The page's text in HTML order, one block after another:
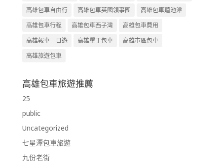
高雄包車自由行
高雄包車英國領事團
高雄包車蓮池潭
高雄包車行程
高雄包車西子灣
高雄包車費用
高雄報車一日遊
高雄墾丁包車
高雄市區包車
高雄旅遊包車
高雄包車旅遊推薦
25
public
Uncategorized
七星潭包車旅遊
九份老街